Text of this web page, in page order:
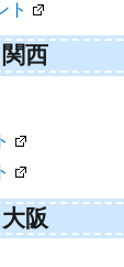
ト
関西
大阪